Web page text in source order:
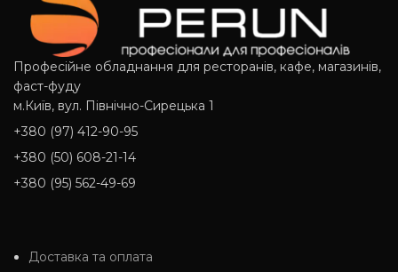
Професійне обладнання для ресторанів, кафе, магазинів,
фаст-фуду
м.Київ, вул. Північно-Сирецька 1
+380 (97) 412-90-95
+380 (50) 608-21-14
+380 (95) 562-49-69
Доставка та оплата